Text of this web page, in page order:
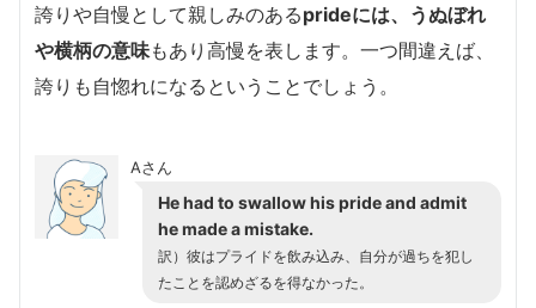
誇りや自慢として親しみのあるprideには、うぬぼれ
や横柄の意味もあり高慢を表します。一つ間違えば、
誇りも自惚れになるということでしょう。
Aさん
He had to swallow his pride and admit
he made a mistake.
訳）彼はプライドを飲み込み、自分が過ちを犯し
たことを認めざるを得なかった。